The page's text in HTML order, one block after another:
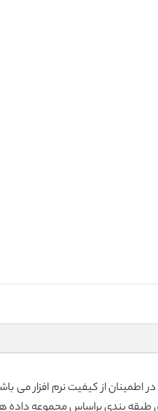
در اطمینان از کیفیت نرم افزار